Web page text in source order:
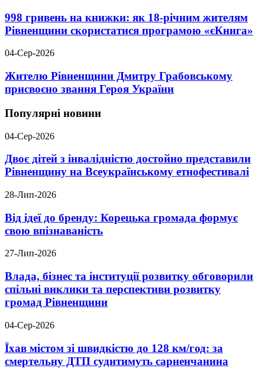
998 гривень на книжки: як 18-річним жителям
Рівненщини скористатися програмою «єКнига»
04-Сер-2026
Жителю Рівненщини Дмитру Грабовському
присвоєно звання Героя України
Популярні новини
04-Сер-2026
Двоє дітей з інвалідністю достойно представили
Рівненщину на Всеукраїнському етнофестивалі
28-Лип-2026
Від ідеї до бренду: Корецька громада формує
свою впізнаваність
27-Лип-2026
Влада, бізнес та інституції розвитку обговорили
спільні виклики та перспективи розвитку
громад Рівненщини
04-Сер-2026
Їхав містом зі швидкістю до 128 км/год: за
смертельну ДТП судитимуть сарненчанина